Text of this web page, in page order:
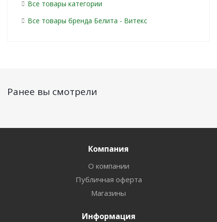
Все товары категории
Все товары бренда Белита - Витекс
Ранее вы смотрели
Компания
О компании
Публичная оферта
Магазины
Информация